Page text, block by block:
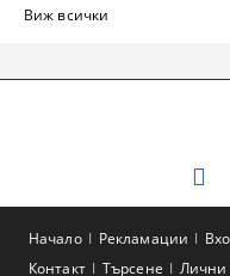
Виж всички
Начало Рекламации
Контакт
Търсене Лични